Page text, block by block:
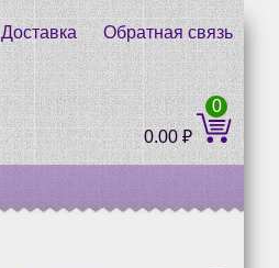
Доставка
Обратная связь
0.00₽
0